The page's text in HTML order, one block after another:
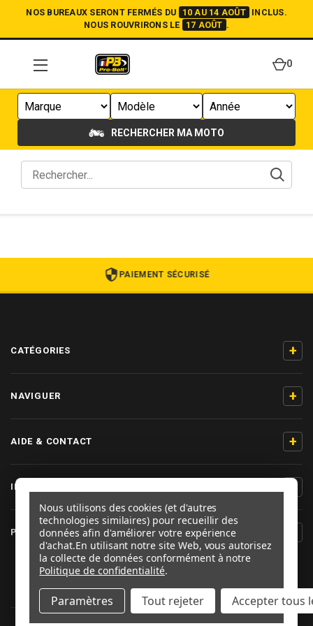
NOS BUREAUX SERONT FERMÉS DU 10 AU 14 AOÛT
INCLUS.
NOUS ROUVRIRONS LE
17 AOÛT .
0
RECHERCHER MA MOTO
PAIEMENT SÉCURISÉ
CATÉGORIES +
NAVIGUER +
AIDE & CONTACT +
INFORMATIONS PRODUIT
PRO-BOLT FRANCE
SUIVEZ-NOUS
Nous utilisons des cookies (et d'autres
technologies similaires) pour recueillir des
données afin d'améliorer votre expérience
d'achat.En utilisant notre site Web, vous autorisez
la collecte de données conformément à notre
Politique de confidentialité.
Paramètres Tout rejeter Accepter tous